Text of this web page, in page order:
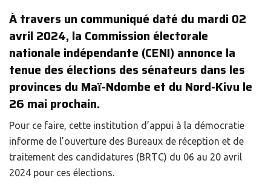
À travers un communiqué daté du mardi 02
avril 2024, la Commission électorale
nationale indépendante (CENI) annonce la
tenue des élections des sénateurs dans les
provinces du Maï-Ndombe et du Nord-Kivu le
26 mai prochain.
Pour ce faire, cette institution d’appui à la démocratie
informe de l’ouverture des Bureaux de réception et de
traitement des candidatures (BRTC) du 06 au 20 avril
2024 pour ces élections.